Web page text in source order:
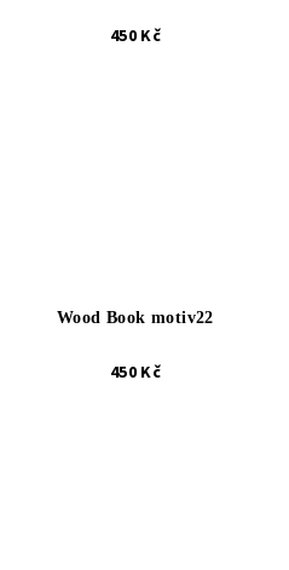
450 Kč
Wood Book motiv22
450 Kč